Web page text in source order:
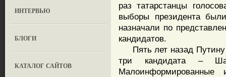
ИНТЕРВЬЮ
БЛОГИ
КАТАЛОГ САЙТОВ
раз татарстанцы
выборы президента
назначали по
кандидатов.
Пять лет назад Путину
три кандидата –